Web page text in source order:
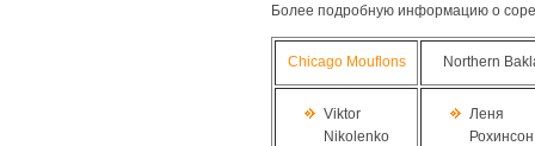
Более подробную информацию о
Chicago Mouflons Northern
Viktor
Nikolenko
Леня
Рохинсон